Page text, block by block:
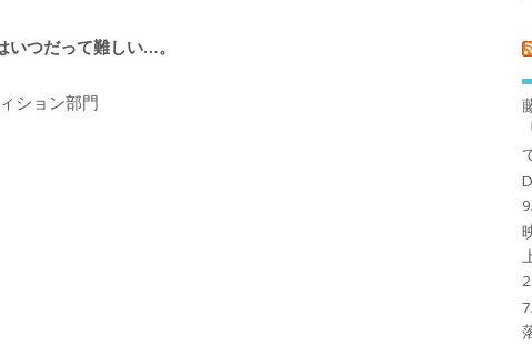
つだって難しい…。
ション部門